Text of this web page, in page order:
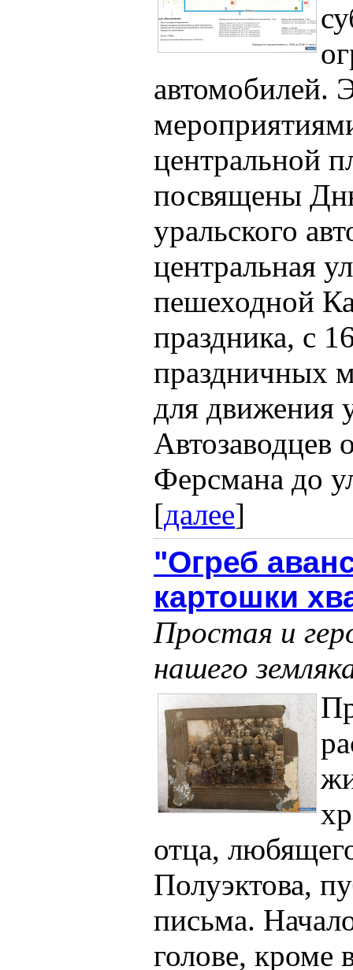
автомобилей.
центральной
посвящены
уральского
центральная
пешеходной
праздника, с
праздничных
для движения
Автозаводцев
Ферсмана до
[далее]
"Огреб
картошки
Простая и
нашего
отца,
Полуэктова,
письма.
голове, кроме